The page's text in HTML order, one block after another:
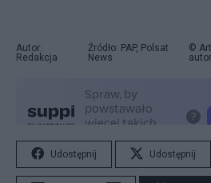
Autor:
Redakcja
Źródło: PAP, Polsat
News
©
Udostępnij Udostępnij